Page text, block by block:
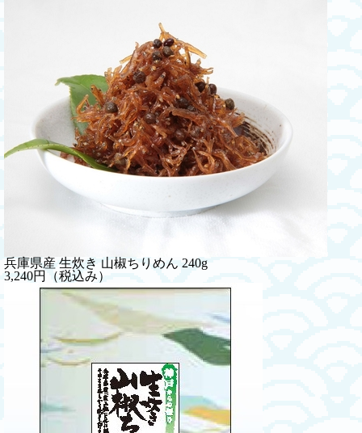
兵庫県産 生炊き 山椒ちりめん 240g
3,240円（税込み）